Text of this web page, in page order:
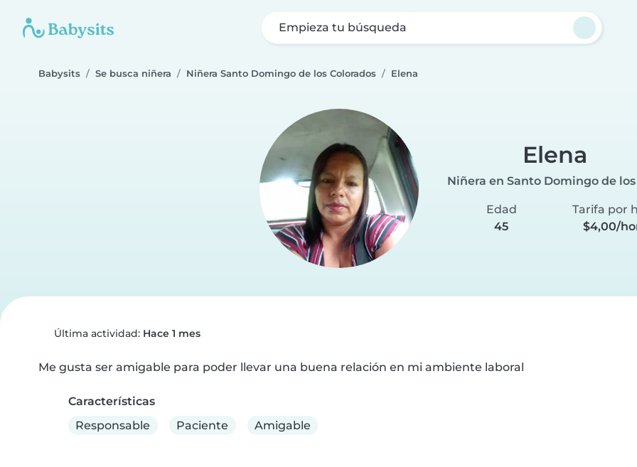
Empieza tu búsqueda
Babysits Se busca niñera Niñera Santo Domingo de los Colorados Elena
Elena
Niñera en Santo Domingo de
Edad
45
Tarifa por
$4,00/
Última actividad: Hace 1 mes
Me gusta ser amigable para poder llevar una buena relación en mi ambiente laboral
Características
Responsable
Paciente Amigable